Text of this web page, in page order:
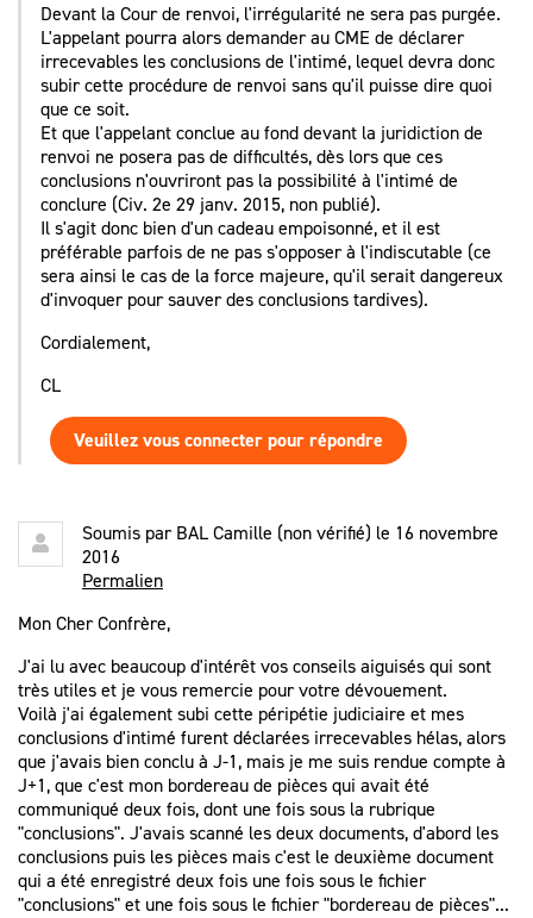
Devant la Cour de renvoi, l'irrégularité ne sera pas purgée.
L'appelant pourra alors demander au CME de déclarer
irrecevables les conclusions de l'intimé, lequel devra donc
subir cette procédure de renvoi sans qu'il puisse dire quoi
que ce soit.
Et que l'appelant conclue au fond devant la juridiction de
renvoi ne posera pas de difficultés, dès lors que ces
conclusions n'ouvriront pas la possibilité à l'intimé de
conclure (Civ. 2e 29 janv. 2015, non publié).
Il s'agit donc bien d'un cadeau empoisonné, et il est
préférable parfois de ne pas s'opposer à l'indiscutable (ce
sera ainsi le cas de la force majeure, qu'il serait dangereux
d'invoquer pour sauver des conclusions tardives).
Cordialement,
CL
Veuillez vous connecter pour répondre
Soumis parBAL Camille (non vérifié) le 16 novembre
2016
Permalien
Mon Cher Confrère,
J'ai lu avec beaucoup d'intérêt vos conseils aiguisés qui sont
très utiles et je vous remercie pour votre dévouement.
Voilà j'ai également subi cette péripétie judiciaire et mes
conclusions d'intimé furent déclarées irrecevables hélas, alors
que j'avais bien conclu à J-1, mais je me suis rendue compte à
J+1, que c'est mon bordereau de pièces qui avait été
communiqué deux fois, dont une fois sous la rubrique
"conclusions". J'avais scanné les deux documents, d'abord les
conclusions puis les pièces mais c'est le deuxième document
qui a été enregistré deux fois une fois sous le fichier
"conclusions" et une fois sous le fichier "bordereau de pièces"...